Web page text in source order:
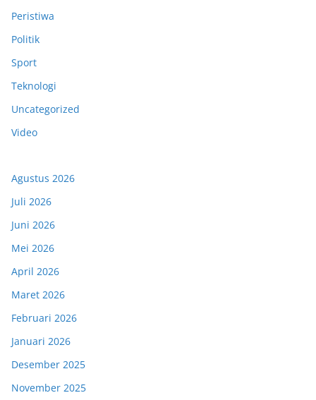
Peristiwa
Politik
Sport
Teknologi
Uncategorized
Video
Agustus 2026
Juli 2026
Juni 2026
Mei 2026
April 2026
Maret 2026
Februari 2026
Januari 2026
Desember 2025
November 2025